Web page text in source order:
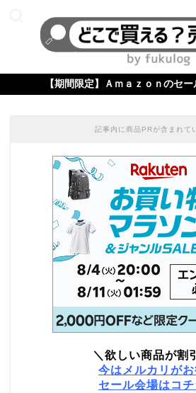
【期間限定】Ａｍａｚｏｎのセ
記事内に商品PRが含まれて
＼欲しい商品が割
今はメルカリがお
セール会場はコチ